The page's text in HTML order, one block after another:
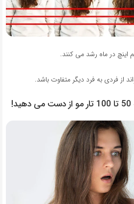
اینچ در ماه رشد می کنند.
از فردی به فرد دیگر متفاوت باشد.